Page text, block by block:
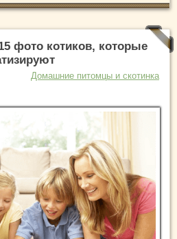
фото котиков, которые
Домашние питомцы и скотинка